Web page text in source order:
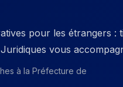
pour les étrangers :
vous
à la Préfecture de